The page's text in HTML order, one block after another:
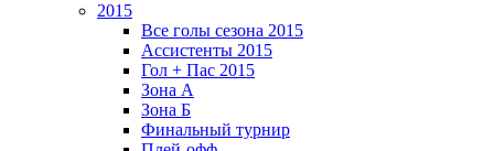
2015
Все голы сезона 2015
Ассистенты 2015
Гол + Пас 2015
Зона А
Зона Б
Финальный турнир